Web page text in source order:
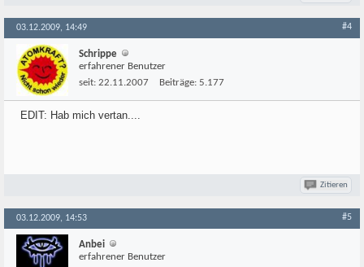
03.12.2009, 14:49 #4
Schrippe
erfahrener Benutzer
seit: 22.11.2007 Beiträge: 5.177
EDIT: Hab mich vertan....
Zitieren
03.12.2009, 14:53 #5
Anbei
erfahrener Benutzer